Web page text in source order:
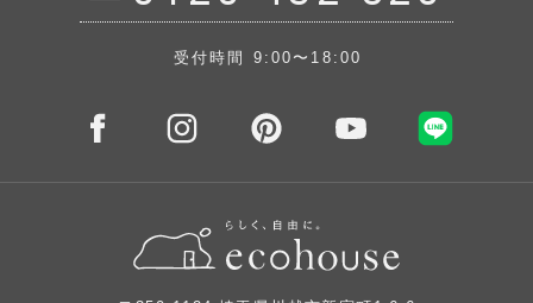
受付時間 9:00〜18:00